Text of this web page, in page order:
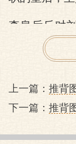
李皇后反对
既然做了天
非但没有给
治国之策。
个屁啊，我
上一篇： 推背图第
下一篇： 推背图